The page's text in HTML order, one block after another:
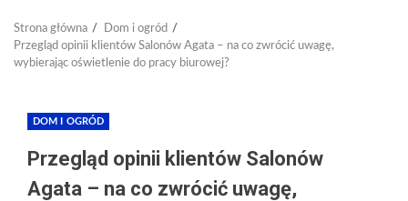
Strona główna
Dom i ogród
Przegląd opinii klientów Salonów Agata – na co zwrócić uwagę,
wybierając oświetlenie do pracy biurowej?
DOM I OGRÓD
Przegląd opinii klientów Salonów
Agata – na co zwrócić uwagę,